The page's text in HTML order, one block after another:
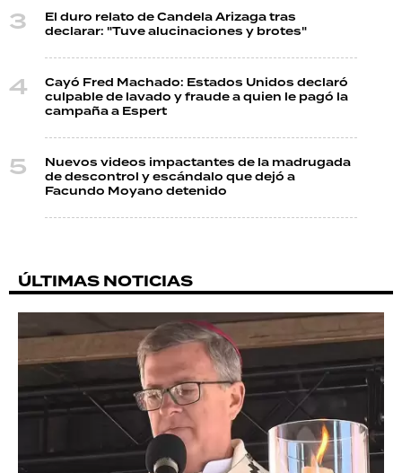
El duro relato de Candela Arizaga tras
declarar: "Tuve alucinaciones y brotes"
Cayó Fred Machado: Estados Unidos declaró
culpable de lavado y fraude a quien le pagó la
campaña a Espert
Nuevos videos impactantes de la madrugada
de descontrol y escándalo que dejó a
Facundo Moyano detenido
ÚLTIMAS NOTICIAS